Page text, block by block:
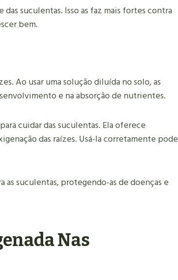
suculentas. Isso as faz mais fortes contra
bem.
Ao usar uma solução diluída no solo, as
e na absorção de nutrientes.
cuidar das suculentas. Ela oferece
das raízes. Usá-la corretamente pode
as suculentas, protegendo-as de doenças e
Nas